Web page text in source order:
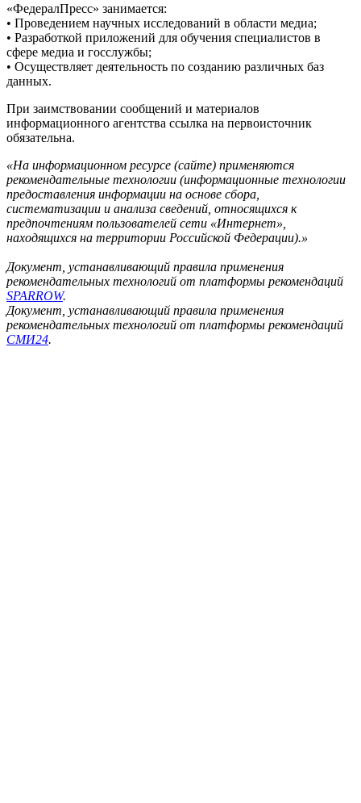
«ФедералПресс» занимается:
• Проведением научных исследований в области медиа;
• Разработкой приложений для обучения специалистов в
сфере медиа и госслужбы;
• Осуществляет деятельность по созданию различных баз
данных.
При заимствовании сообщений и материалов
информационного агентства ссылка на первоисточник
обязательна.
«На информационном ресурсе (сайте) применяются
рекомендательные технологии (информационные технологии
предоставления информации на основе сбора,
систематизации и анализа сведений, относящихся к
предпочтениям пользователей сети «Интернет»,
находящихся на территории Российской Федерации).»
Документ, устанавливающий правила применения
рекомендательных технологий от платформы рекомендаций
SPARROW.
Документ, устанавливающий правила применения
рекомендательных технологий от платформы рекомендаций
СМИ24.